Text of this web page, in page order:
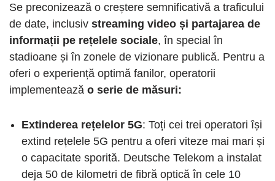
Se preconizează o creștere semnificativă a traficului
de date, inclusiv streaming video și partajarea de
informații pe rețelele sociale, în special în
stadioane și în zonele de vizionare publică. Pentru a
oferi o experiență optimă fanilor, operatorii
implementează o serie de măsuri:
Extinderea rețelelor 5G: Toți cei trei operatori își
extind rețelele 5G pentru a oferi viteze mai mari și
o capacitate sporită. Deutsche Telekom a instalat
deja 50 de kilometri de fibră optică în cele 10